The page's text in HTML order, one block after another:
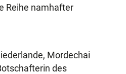
Reihe namhafter
Mordechai
des